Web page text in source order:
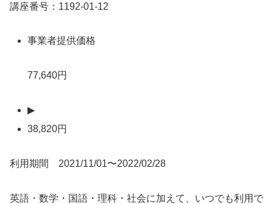
講座番号：1192-01-12
事業者提供価格
77,640円
▶
38,820円
利用期間 2021/11/01〜2022/02/28
英語・数学・国語・理科・社会に加えて、いつでも利用で